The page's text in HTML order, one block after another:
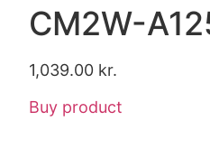
CM2W-
1,039.00 kr.
Buy product